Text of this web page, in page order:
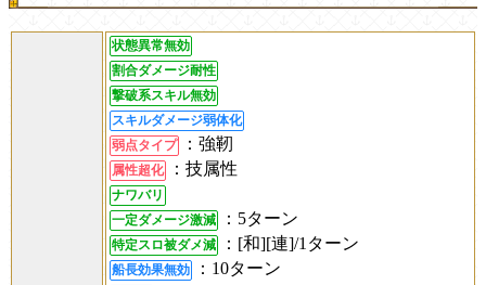
状態異常無効
割合ダメージ耐性
撃破系スキル無効
スキルダメージ弱体化
弱点タイプ
：強靭
属性超化 ：技属性
ナワバリ
一定ダメージ激減
：5ターン
特定スロ被ダメ減 ：[和][連]/1ターン
船長効果無効 ：10ターン